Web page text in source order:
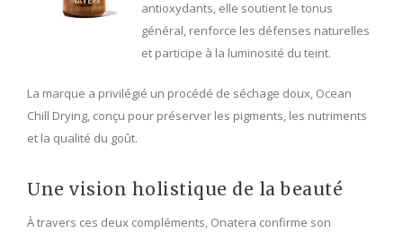
antioxydants, elle soutient le tonus
général, renforce les défenses naturelles
et participe à la luminosité du teint.
La marque a privilégié un procédé de séchage doux, Ocean
Chill Drying, conçu pour préserver les pigments, les nutriments
et la qualité du goût.
Une vision holistique de la beauté
À travers ces deux compléments, Onatera confirme son